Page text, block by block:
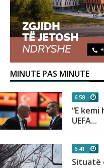
MINUTE PAS MINUTE
6:58
“E
UEFA...
6:41
Situatë